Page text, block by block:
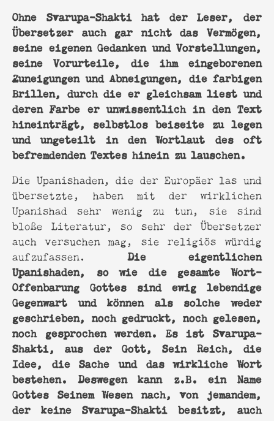
Ohne Svarupa-Shakti hat der Leser, der
Übersetzer auch gar nicht das Vermögen,
seine eigenen Gedanken und Vorstellungen,
seine Vorurteile, die ihm eingeborenen
Zuneigungen und Abneigungen, die farbigen
Brillen, durch die er gleichsam liest und
deren Farbe er unwissentlich in den Text
hineinträgt, selbstlos beiseite zu legen
und ungeteilt in den Wortlaut des oft
befremdenden Textes hinein zu lauschen.
Die Upanishaden, die der Europäer las und
übersetzte, haben mit der wirklichen
Upanishad sehr wenig zu tun, sie sind
bloße Literatur, so sehr der Übersetzer
auch versuchen mag, sie religiös würdig
aufzufassen.Die eigentlichen
Upanishaden, so wie die gesamte Wort-
Offenbarung Gottes sind ewig lebendige
Gegenwart und können als solche weder
geschrieben, noch gedruckt, noch gelesen,
noch gesprochen werden. Es ist Svarupa-
Shakti, aus der Gott, Sein Reich, die
Idee, die Sache und das wirkliche Wort
bestehen. Deswegen kann z.B. ein Name
Gottes Seinem Wesen nach, von jemandem,
der keine Svarupa-Shakti besitzt, auch